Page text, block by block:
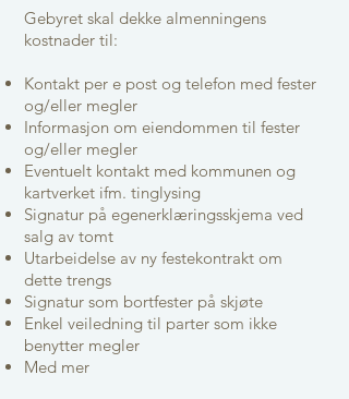
Gebyret skal dekke almenningens
kostnader til:
Kontakt per e post og telefon med fester
og/eller megler
Informasjon om eiendommen til fester
og/eller megler
Eventuelt kontakt med kommunen og
kartverket ifm. tinglysing
Signatur på egenerklæringsskjema ved
salg av tomt
Utarbeidelse av ny festekontrakt om
dette trengs
Signatur som bortfester på skjøte
Enkel veiledning til parter som ikke
benytter megler
Med mer